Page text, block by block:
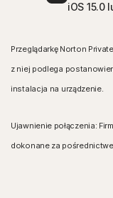
iOS 15.0
Przeglądarkę Norton
z niej podlega
instalacja na urządzenie.
Ujawnienie połączenia:
dokonane za